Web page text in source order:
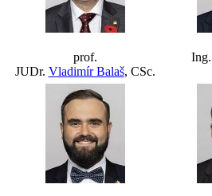
prof.
JUDr. Vladimír Balaš, CSc.
Ing.